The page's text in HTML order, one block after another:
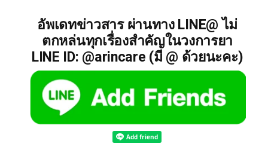
อัพเดทข่าวสาร ผ่านทาง LINE@ ไม่
ตกหล่นทุกเรื่องสำคัญในวงการยา
LINE ID: @arincare (มี @ ด้วยนะคะ)